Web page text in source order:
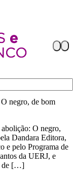
negro, de bom
O negro,
Dandara Editora,
e pelo Programa de
da UERJ, e
de […]